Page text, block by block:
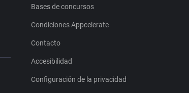
Bases de concursos
Condiciones Appcelerate
Contacto
Accesibilidad
Configuración de la privacidad